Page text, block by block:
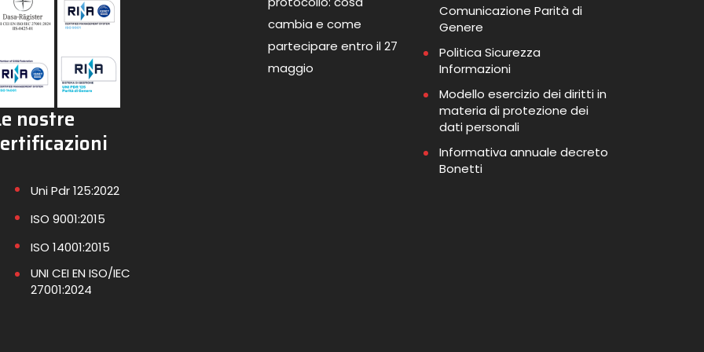
nostre
Uni Pdr 125:2022
ISO 9001:2015
ISO 14001:2015
UNI CEI EN ISO/IEC
27001:2024
cambia e come
partecipare entro il 27
maggio
Comunicazione Parità di
Genere
Politica Sicurezza
Informazioni
Modello esercizio dei diritti in
materia di protezione dei
dati personali
Informativa annuale decreto
Bonetti